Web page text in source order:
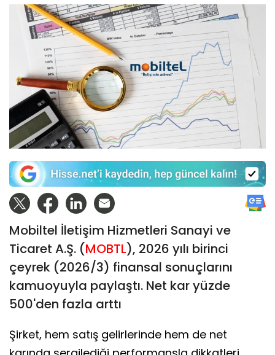
Mobiltel İletişim Hizmetleri Sanayi ve
Ticaret A.Ş. (MOBTL), 2026 yılı birinci
çeyrek (2026/3) finansal sonuçlarını
kamuoyuyla paylaştı. Net kar yüzde
500'den fazla arttı
Şirket, hem satış gelirlerinde hem de net